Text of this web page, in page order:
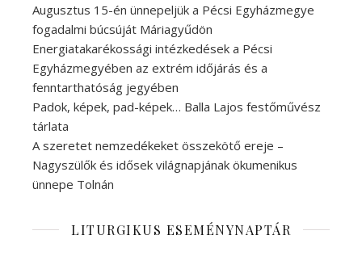
Augusztus 15-én ünnepeljük a Pécsi Egyházmegye
fogadalmi búcsúját Máriagyűdön
Energiatakarékossági intézkedések a Pécsi
Egyházmegyében az extrém időjárás és a
fenntarthatóság jegyében
Padok, képek, pad-képek… Balla Lajos festőművész
tárlata
A szeretet nemzedékeket összekötő ereje –
Nagyszülők és idősek világnapjának ökumenikus
ünnepe Tolnán
LITURGIKUS ESEMÉNYNAPTÁR